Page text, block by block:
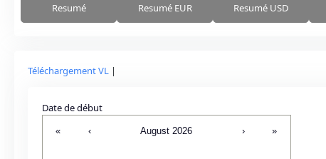
Resumé Resumé EUR Resumé USD
Téléchargement VL |
Date de début
« ‹ August 2026 › »